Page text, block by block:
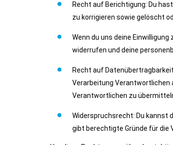
Recht auf Berichtigung: Du
zu korrigieren sowie gelöscht
Wenn du uns deine
widerrufen und deine
Recht auf
Verarbeitung Verantwortlichen
Verantwortlichen zu
Widerspruchsrecht: Du kannst
gibt berechtigte Gründe für die